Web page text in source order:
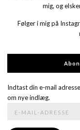
mig, og
Følger i mig på
Indtast din e-mail
om nye indlæg.
adresse